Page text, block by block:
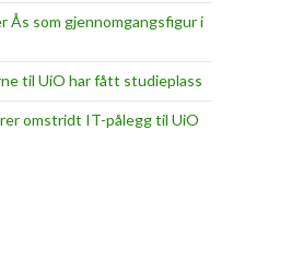
Ås som gjennomgangsfigur i
til UiO har fått studieplass
omstridt IT-pålegg til UiO